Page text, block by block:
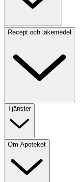
Recept och läkemedel
Tjänster
Om Apoteket